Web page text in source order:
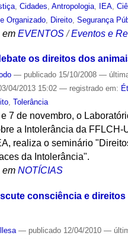
, Cidades Antropologia, IEA,
Organizado, Direito, Segurança
em EVENTOS /Eventos e
os direitos dos
— publicado15/10/2008 —
04/2013 15:02 — registrado em:
, Tolerância
7 de novembro, o
a Intolerância da FFLCH-
realiza o seminário
da Intolerância".
em NOTÍCIAS
consciência e direitos
— publicado12/04/2010 —